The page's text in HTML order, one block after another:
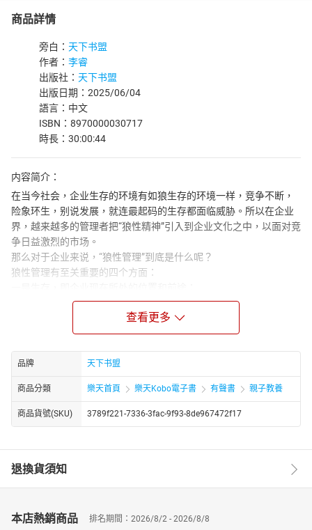
商品詳情
旁白： 天下书盟
作者： 李睿
出版社： 天下书盟
出版日期：2025/06/04
語言：中文
ISBN：8970000030717
時長：30:00:44
内容简介：
在当今社会，企业生存的环境有如狼生存的环境一样，竞争不断，
险象环生，别说发展，就连最起码的生存都面临威胁。所以在企业
界，越来越多的管理者把“狼性精神”引入到企业文化之中，以面对竞
争日益激烈的市场。
那么对于企业来说，“狼性管理”到底是什么呢？
狼性管理有至关重要的四个方面：
二是协调，即协调统一，打造所向无敌的狼性组织；
三是人才，即挖掘潜能，培育企业的狼性人才；
四是发展，即狼亦有道，把握狼性企业的发展根本就是掌习狼的生
存方式。
《狼性管理》系列读物对狼性进行了深入的研究，汲取了狼性管理
精华，透过狼的生存方式，我们找到了像头狼性管理狼群那样来管
理企业及员工的方法，把狼性管理和企业的人性化管理巧妙地融合
到了一起，力求1+1>2的效果，可以说，为追求卓越的企业团队提
供了最好的管理模式。
查看更多
品牌 天下书盟
商品分類 樂天首頁 樂天Kobo電子書 有聲書 親子教養
商品貨號(SKU) 3789f221-7336-3fac-9f93-8de967472f17
退換貨須知
本店熱銷商品 排名期間：2026/8/2 - 2026/8/8